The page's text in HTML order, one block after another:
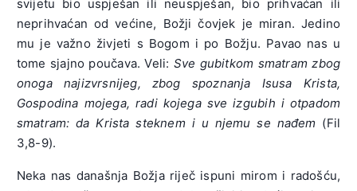
svijetu bio uspješan ili neuspješan, bio prihvaćan ili
neprihvaćan od većine, Božji čovjek je miran. Jedino
mu je važno živjeti s Bogom i po Božju. Pavao nas u
tome sjajno poučava. Veli: Sve gubitkom smatram zbog
onoga najizvrsnijeg, zbog spoznanja Isusa Krista,
Gospodina mojega, radi kojega sve izgubih i otpadom
smatram: da Krista steknem i u njemu se nađem (Fil
3,8-9).
Neka nas današnja Božja riječ ispuni mirom i radošću,